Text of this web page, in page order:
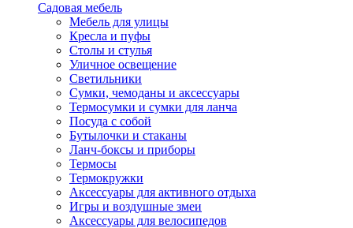
Садовая мебель
Мебель для улицы
Кресла и пуфы
Столы и стулья
Уличное освещение
Светильники
Сумки, чемоданы и аксессуары
Термосумки и сумки для ланча
Посуда с собой
Бутылочки и стаканы
Ланч-боксы и приборы
Термосы
Термокружки
Аксессуары для активного отдыха
Игры и воздушные змеи
Аксессуары для велосипедов